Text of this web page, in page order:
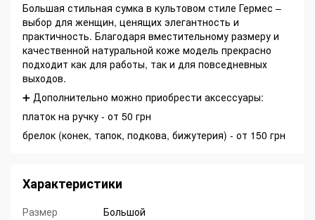
Большая стильная сумка в культовом стиле Гермес –
выбор для женщин, ценящих элегантность и
практичность. Благодаря вместительному размеру и
качественной натуральной коже модель прекрасно
подходит как для работы, так и для повседневных
выходов.
➕ Дополнительно можно приобрести аксессуары:
платок на ручку - от 50 грн
брелок (конек, тапок, подкова, бижутерия) - от 150 грн
Характеристики
Размер
Большой